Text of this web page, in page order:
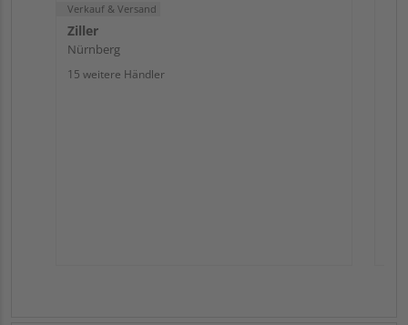
Verkauf & Versand
Ziller
Nürnberg
15 weitere Händler